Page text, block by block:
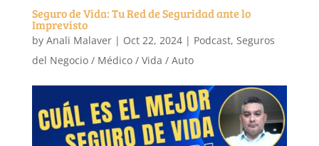
Seguro de Vida: Tu Red de Seguridad ante lo
Imprevisto
by Anali Malaver| Oct 22, 2024| Podcast, Seguros
del Negocio / Médico / Vida / Auto